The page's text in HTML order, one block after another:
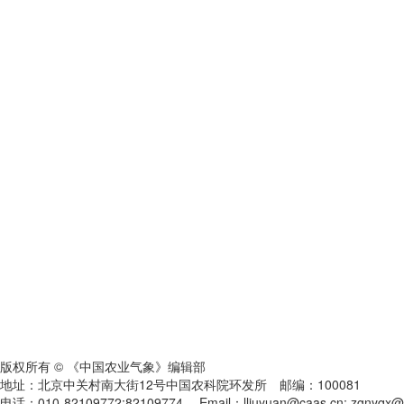
版权所有 © 《中国农业气象》编辑部
地址：北京中关村南大街12号中国农科院环发所 邮编：100081